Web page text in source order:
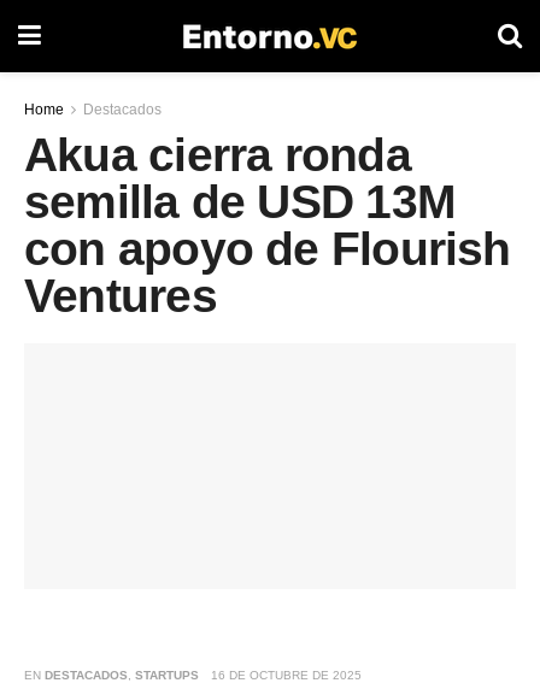
Home Destacados
Akua cierra ronda
semilla de USD 13M
con apoyo de Flourish
Ventures
EN DESTACADOS STARTUPS 16 DE OCTUBRE DE 2025